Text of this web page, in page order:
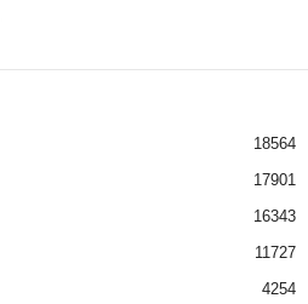
18564
17901
16343
11727
4254